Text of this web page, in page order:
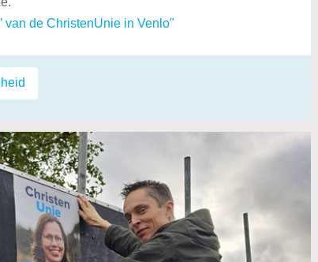
van de ChristenUnie in Venlo"